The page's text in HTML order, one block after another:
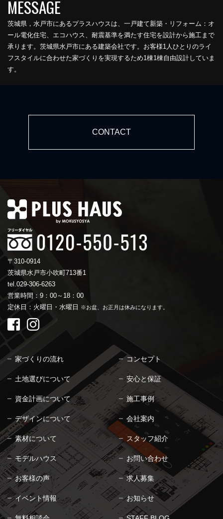
茨城県，水戸市にあるプラスハウスは、一戸建て新築・リフォーム：オ
ール電化住宅、エコハウス、耐震基準を満たす住宅を設計から施工まで
承ります。茨城県水戸市にある建築会社です。お客様1人ひとりのライ
フスタイルに合わせた家づくりを実現するため1棟1棟自由設計していま
す。
CONTACT
〒310-0914
茨城県水戸市小吹町713番1
tel.029-306-6263
営業時間：9：00～18：00
定休日：火曜日・水曜日
※お盆、お正月は休みになります。
家づくりの流れ
土地選びについて
資金計画について
デザインについて
素材について
コンセプト
安心と保証
施工事例
会社案内
スタッフ紹介
モデルハウス
お客様の声
イベント情報
お問い合わせ
求人募集
お知らせ